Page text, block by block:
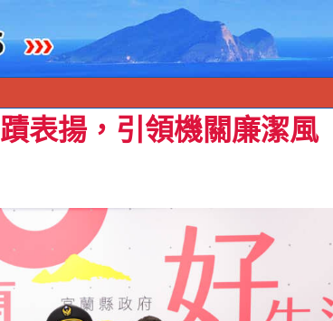
表揚，引領機關廉潔風